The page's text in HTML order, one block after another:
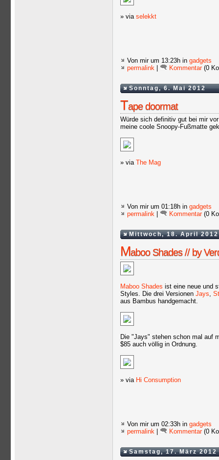
» via selekkt
Von mir um 13:23h in gadgets
permalink
Kommentar(0
Sonntag, 6. Mai 2012
Tape doormat
Würde sich definitiv gut bei mir
meine coole Snoopy-Fußmatte
» via The Mag
Von mir um 01:18h in gadgets
permalink
Kommentar(0
Mittwoch, 18. April 2012
Maboo Shades // by
Maboo Shades ist eine neue und
Styles. Die drei Versionen Jays,
aus Bambus handgemacht.
Die "Jays" stehen schon mal auf
$85 auch völlig in Ordnung.
» via Hi Consumption
Von mir um 02:33h in gadgets
permalink
Kommentar(0
Samstag, 17. März 2012